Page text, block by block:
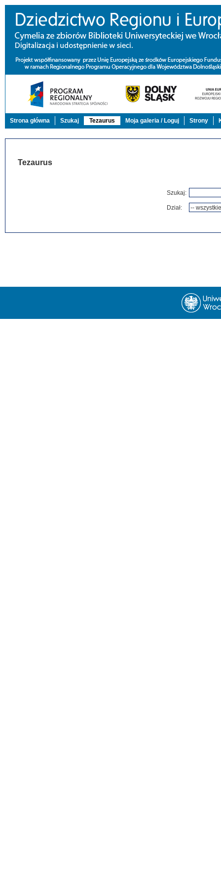
Strona główna Szukaj Tezaurus Moja galeria / Loguj Strony
Tezaurus
Szukaj:
Dział: